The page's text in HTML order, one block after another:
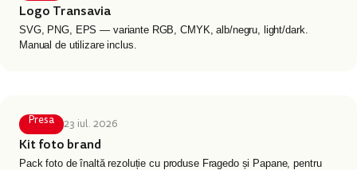
Logo Transavia
SVG, PNG, EPS — variante RGB, CMYK, alb/negru, light/dark.
Manual de utilizare inclus.
Presa 23 iul. 2026
Kit foto brand
Pack foto de înaltă rezoluție cu produse Fragedo și Papane, pentru